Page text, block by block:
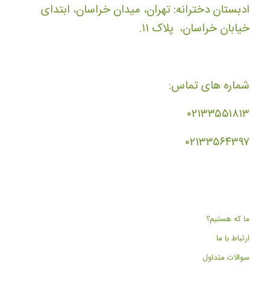
ادبستان دخترانه: تهران، میدان خراسان، ابتدای
خیابان خراسان، پلاک ۱۱.
شماره های تماس:
۰۲۱۳۳۵۵۱۸۱۳
۰۲۱۳۳۵۶۴۳۹۷
ما که هستیم؟
ارتباط با ما
سوالات متداول